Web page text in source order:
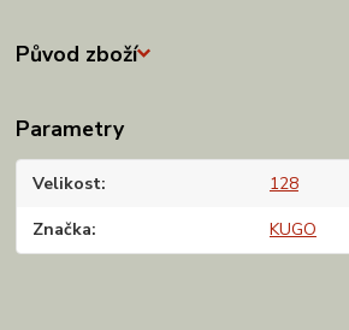
Původ zboží
Parametry
Velikost 128
Značka KUGO